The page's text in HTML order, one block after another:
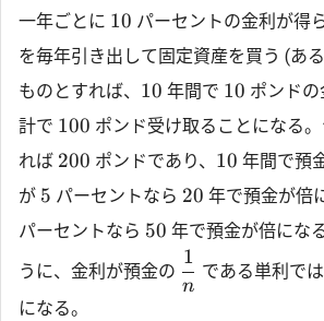
一年ごとに 10 パーセントの金利が得
を毎年引き出して固定資産を買う (あ
ものとすれば、 10 年間で 10 ポンドの
計で 100 ポンド受け取ることになる
れば 200 ポンドであり、 10 年間で預
が 5 パーセントなら 20 年で預金が倍
パーセントなら 50 年で預金が倍にな
うに、金利が預金の
n
1
である単利では
になる。